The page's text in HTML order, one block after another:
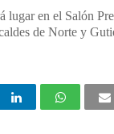
lugar en el Salón
de Norte y